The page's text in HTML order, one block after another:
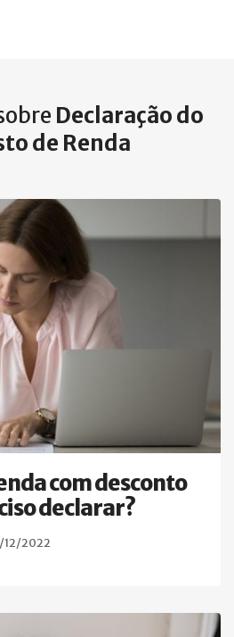
Declaração do
de Renda
com desconto
declarar?
12/2022